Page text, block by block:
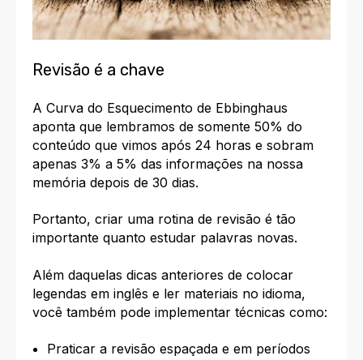
Revisão é a chave
A Curva do Esquecimento de Ebbinghaus
aponta que lembramos de somente 50% do
conteúdo que vimos após 24 horas e sobram
apenas 3% a 5% das informações na nossa
memória depois de 30 dias.
Portanto, criar uma rotina de revisão é tão
importante quanto estudar palavras novas.
Além daquelas dicas anteriores de colocar
legendas em inglês e ler materiais no idioma,
você também pode implementar técnicas como:
Praticar a revisão espaçada e em períodos